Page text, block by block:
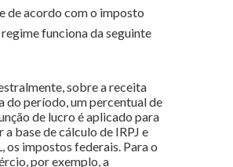
de acordo com o imposto
funciona da seguinte
sobre a receita
do período, um percentual de
de lucro é aplicado para
a base de cálculo de IRPJ e
os impostos federais. Para o
por exemplo, a